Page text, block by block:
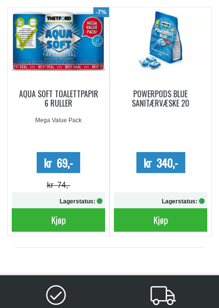
-7%
AQUA SOFT TOALETTPAPIR
6 RULLER
Mega Value Pack
kr 69,-
kr 74,-
Lagerstatus:
Kjøp
POWERPODS BLUE
SANITÆRVÆSKE 20
kr 340,-
Lagerstatus:
Kjøp